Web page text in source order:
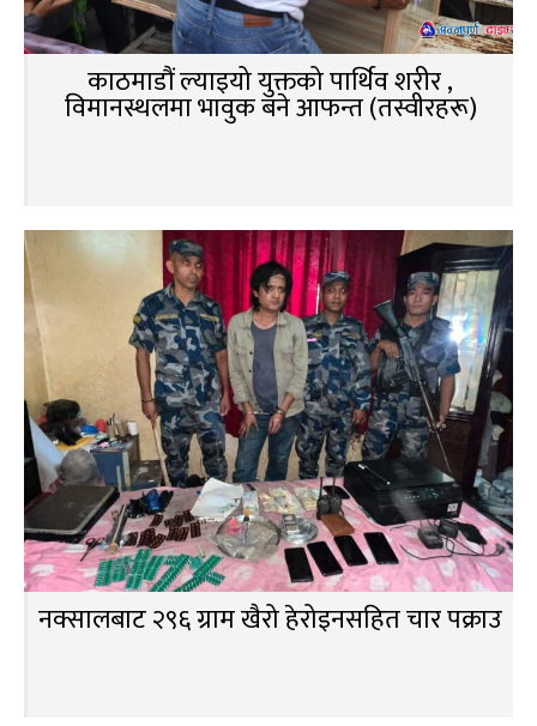
काठमाडौं ल्याइयो युक्तको पार्थिव शरीर ,
विमानस्थलमा भावुक बने आफन्त (तस्वीरहरू)
नक्सालबाट २९६ ग्राम खैरो हेरोइनसहित चार पक्राउ